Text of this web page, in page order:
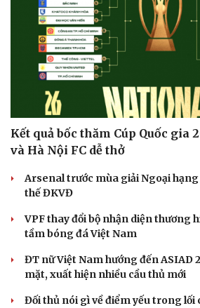
Kết quả bốc thăm Cúp Quốc gia
và Hà Nội FC dễ thở
Arsenal trước mùa giải Ngoại hạng
thế ĐKVĐ
VPF thay đổi bộ nhận diện thương
tầm bóng đá Việt Nam
ĐT nữ Việt Nam hướng đến ASIAD
mặt, xuất hiện nhiều cầu thủ mới
Đối thủ nói gì về điểm yếu trong lối